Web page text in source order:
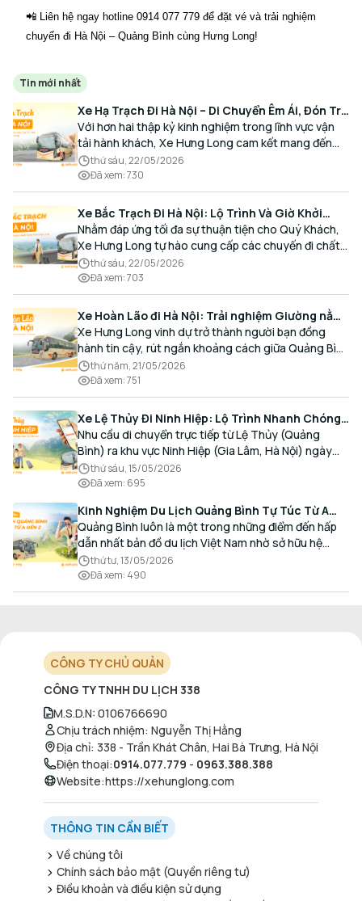
📲 Liên hệ ngay hotline 0914 077 779 để đặt vé và trải nghiệm
chuyến đi Hà Nội – Quảng Bình cùng Hưng Long!
Tin mới nhất
Xe Hạ Trạch Đi Hà Nội – Di Chuyển Êm Ái, Đón Trả
Tận Nơi Cùng Xe Hưng Long
Với hơn hai thập kỷ kinh nghiệm trong lĩnh vực vận
tải hành khách, Xe Hưng Long cam kết mang đến
cho Quý Khách một hành trình di chuyển trọn vẹn,
thoải mái và đúng giờ.
thứ sáu, 22/05/2026
Đã xem:730
Xe Bắc Trạch Đi Hà Nội: Lộ Trình Và Giờ Khởi
Hành Cùng Xe Hưng Long
Nhằm đáp ứng tối đa sự thuận tiện cho Quý Khách,
Xe Hưng Long tự hào cung cấp các chuyến đi chất
lượng cao, an toàn với lịch trình linh hoạt mỗi ngày.
thứ sáu, 22/05/2026
Đã xem:703
Xe Hoàn Lão đi Hà Nội: Trải nghiệm Giường nằm
Cao cấp, Đón trả Tận nơi
Xe Hưng Long vinh dự trở thành người bạn đồng
hành tin cậy, rút ngắn khoảng cách giữa Quảng Bình
và Thủ đô bằng chất lượng dịch vụ chuẩn mực.
thứ năm, 21/05/2026
Đã xem:751
Xe Lệ Thủy Đi Ninh Hiệp: Lộ Trình Nhanh Chóng,
Đón Trả Tận Nơi
Nhu cầu di chuyển trực tiếp từ Lệ Thủy (Quảng
Bình) ra khu vực Ninh Hiệp (Gia Lâm, Hà Nội) ngày
càng gia tăng, đặc biệt đối với các hành khách có
nhu cầu giao thương, kinh doanh và mua sắm.
thứ sáu, 15/05/2026
Đã xem: 695
Kinh Nghiệm Du Lịch Quảng Bình Tự Túc Từ A
Đến Z Chi Tiết Nhất
Quảng Bình luôn là một trong những điểm đến hấp
dẫn nhất bản đồ du lịch Việt Nam nhờ sở hữu hệ
thống hang động kỳ vĩ, những bãi biển hoang sơ và
nét ẩm thực đậm đà bản sắc.
thứ tư, 13/05/2026
Đã xem: 490
CÔNG TY CHỦ QUẢN
CÔNG TY TNHH DU LỊCH 338
M.S.D.N: 0106766690
Chịu trách nhiệm: Nguyễn Thị Hằng
Địa chỉ: 338 - Trần Khát Chân, Hai Bà Trưng, Hà Nội
Điện thoại:0914.077.779 - 0963.388.388
Website:https://xehunglong.com
THÔNG TIN CẦN BIẾT
Về chúng tôi
Chính sách bảo mật (Quyền riêng tư)
Điều khoản và điều kiện sử dụng